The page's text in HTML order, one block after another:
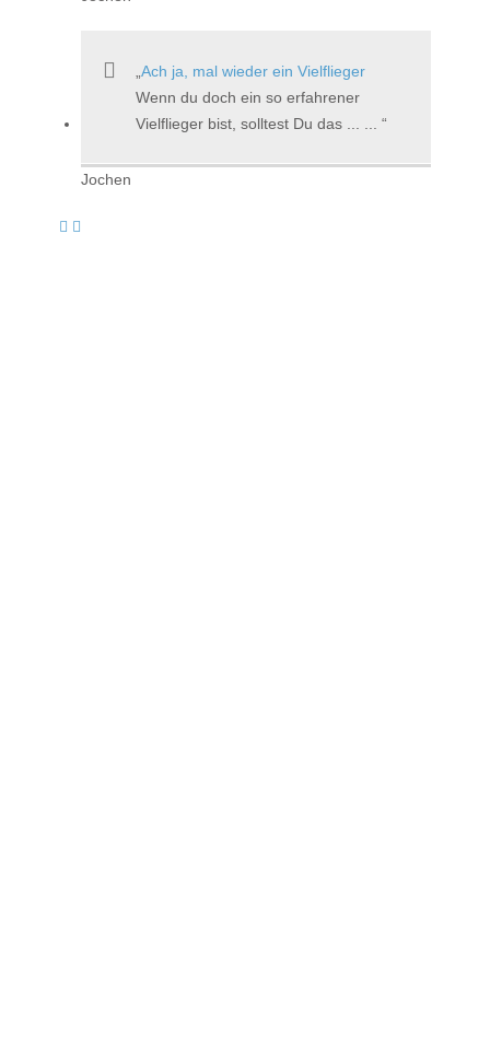
Ach ja, mal wieder ein Vielflieger
Wenn du doch ein so erfahrener
Vielflieger bist, solltest Du das ... ...
Jochen